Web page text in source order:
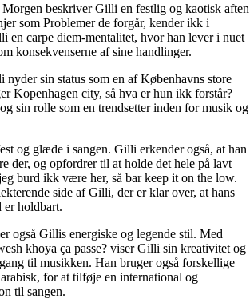
beskriver Gilli en festlig og kaotisk aften
som Problemer de forgår, kender ikk i
en carpe diem-mentalitet, hvor han lever i nuet
konsekvenserne af sine handlinger.
sin status som en af Københavns store
Kopenhagen city, så hva er hun ikk forstår?
sin rolle som en trendsetter inden for musik og
og glæde i sangen. Gilli erkender også, at han
der, og opfordrer til at holde det hele på lavt
burd ikk være her, så bar keep it on the low.
side af Gilli, der er klar over, at hans
holdbart.
også Gillis energiske og legende stil. Med
khoya ça passe? viser Gilli sin kreativitet og
til musikken. Han bruger også forskellige
for at tilføje en international og
til sangen.